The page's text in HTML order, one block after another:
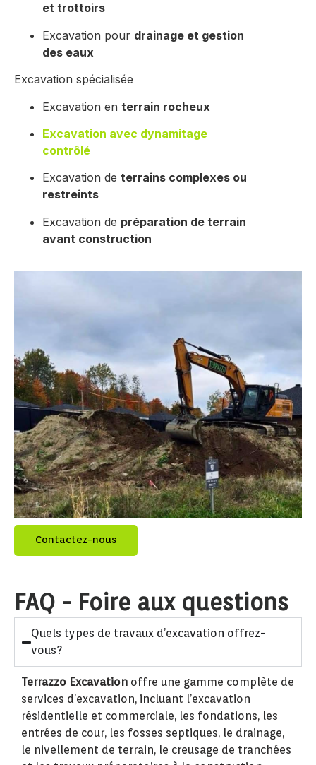
et trottoirs
Excavation pour drainage et gestion
des eaux
Excavation spécialisée
Excavation en terrain rocheux
Excavation avec dynamitage
contrôlé
Excavation de terrains complexes ou
restreints
Excavation de préparation de terrain
avant construction
Contactez-nous
FAQ - Foire aux questions
Quels types de travaux d’excavation offrez-
vous?
Terrazzo Excavation offre une gamme complète de
services d’excavation, incluant l’excavation
résidentielle et commerciale, les fondations, les
entrées de cour, les fosses septiques, le drainage,
le nivellement de terrain, le creusage de tranchées